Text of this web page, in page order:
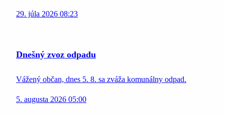
29. júla 2026 08:23
Dnešný zvoz odpadu
Vážený občan, dnes 5. 8. sa zváža komunálny odpad.
5. augusta 2026 05:00